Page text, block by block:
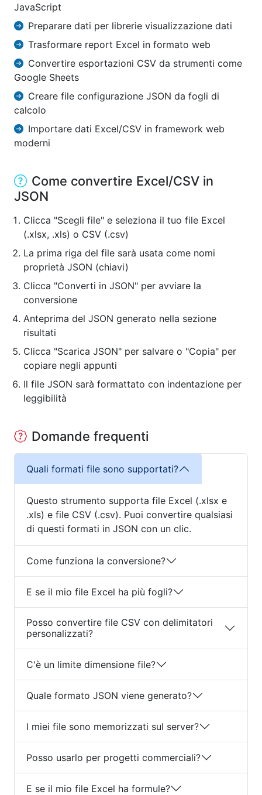
JavaScript
Preparare dati per librerie visualizzazione dati
Trasformare report Excel in formato web
Convertire esportazioni CSV da strumenti come
Google Sheets
Creare file configurazione JSON da fogli di
calcolo
Importare dati Excel/CSV in framework web
moderni
Come convertire Excel/CSV in
JSON
Clicca "Scegli file" e seleziona il tuo file Excel
(.xlsx, .xls) o CSV (.csv)
La prima riga del file sarà usata come nomi
proprietà JSON (chiavi)
Clicca "Converti in JSON" per avviare la
conversione
Anteprima del JSON generato nella sezione
risultati
Clicca "Scarica JSON" per salvare o "Copia" per
copiare negli appunti
Il file JSON sarà formattato con indentazione per
leggibilità
Domande frequenti
Quali formati file sono supportati?
Questo strumento supporta file Excel (.xlsx e
.xls) e file CSV (.csv). Puoi convertire qualsiasi
di questi formati in JSON con un clic.
Come funziona la conversione?
E se il mio file Excel ha più fogli?
Posso convertire file CSV con delimitatori
personalizzati?
C'è un limite dimensione file?
Quale formato JSON viene generato?
I miei file sono memorizzati sul server?
Posso usarlo per progetti commerciali?
E se il mio file Excel ha formule?